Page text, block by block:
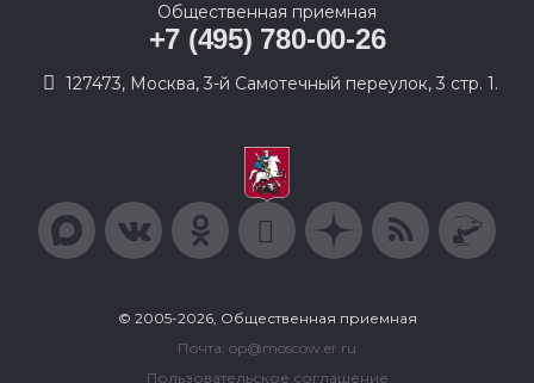
Общественная приемная
+7 (495) 780-00-26
127473, Москва, 3-й Самотечный переулок, 3 стр. 1.
© 2005-2026, Общественная приемная
Почта: op@moscow.er.ru
Пользовательское соглашение